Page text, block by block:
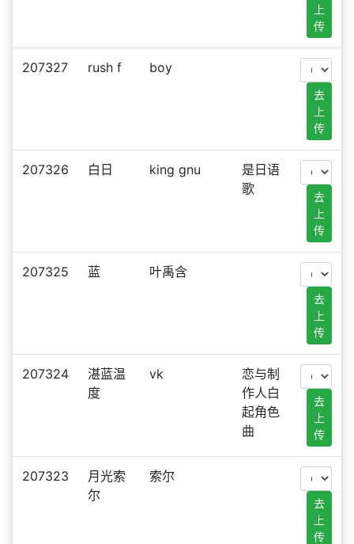
上
传
207327 rush f boy
去
上
传
207326 白日 king gnu
是日语
歌
去
上
传
207325 蓝 叶禹含
去
上
传
207324
湛蓝温
度
vk
恋与制
作人白
起角色
曲
去
上
传
207323
月光索
尔
索尔
去
上
传